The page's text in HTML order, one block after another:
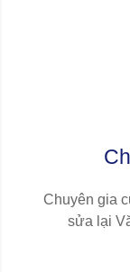
Chuyên gia
sửa lại